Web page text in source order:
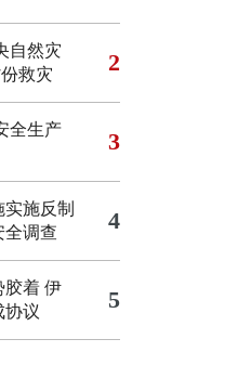
自然灾
救灾
2
全生产
3
施反制
全调查
4
胶着 伊
协议
5